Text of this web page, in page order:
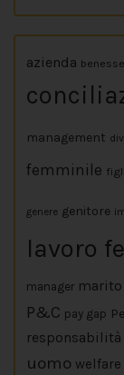
azienda
management
femminile figli
genere genitore
lavoro
manager marito
P&C pay gap
responsabilità
uomo welfare